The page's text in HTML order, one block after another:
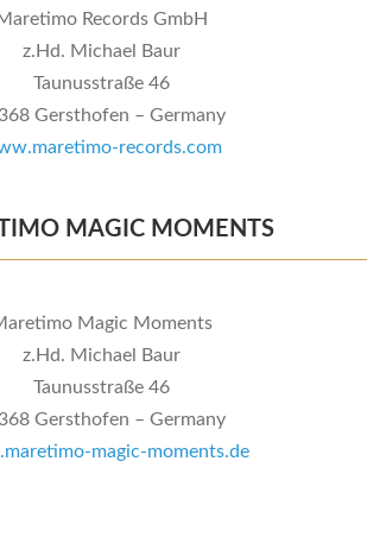
Records GmbH
z.Hd. Michael Baur
Taunusstraße 46
Gersthofen – Germany
records.com
MAGIC MOMENTS
Magic Moments
z.Hd. Michael Baur
Taunusstraße 46
Gersthofen – Germany
magic-moments.de